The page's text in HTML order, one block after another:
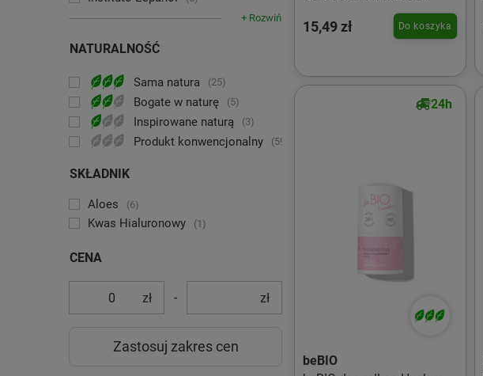
+ Rozwiń
NATURALNOŚĆ
Sama natura 25
Bogate w naturę 5
Inspirowane naturą 3
Produkt konwencjonalny 59
SKŁADNIK
Aloes 6
Kwas Hialuronowy 1
CENA
zł - zł
Zastosuj zakres cen
kwasem hialuronowym
50ml
15,49 zł Do koszyka
24h
beBIO